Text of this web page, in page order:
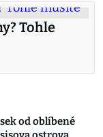
Tohle
od oblíbené